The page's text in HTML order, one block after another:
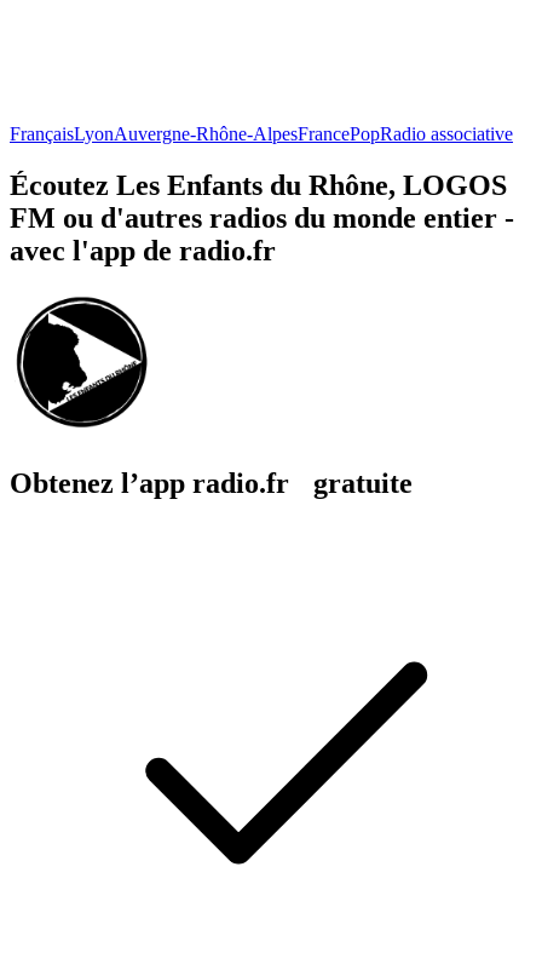
FrançaisLyonAuvergne-Rhône-AlpesFrancePopRadio associative
Écoutez Les Enfants du Rhône, LOGOS
FM ou d'autres radios du monde entier -
avec l'app de radio.fr
Obtenez l’app radio.fr gratuite